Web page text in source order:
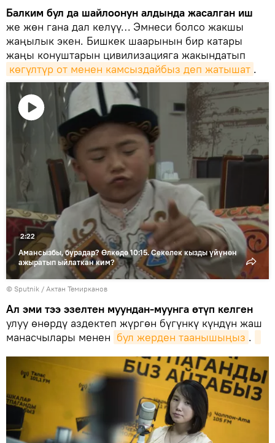
Балким бул да шайлоонун алдында жасалган иш
же жөн гана дал келүү… Эмнеси болсо жакшы
жаңылык экен. Бишкек шаарынын бир катары
жаңы конуштарын цивилизацияга жакындатып
көгүлтүр от менен камсыздайбыз деп жатышат .
Видеону
көрсөтүү
Амансызбы, бурадар? Өлкөдө 10:15. Секелек кызды үйүнөн
ажыратып ыйлаткан ким?
2:22
© Sputnik / Актан Темирканов
Ал эми тээ эзелтен муундан-муунга өтүп келген
улуу өнөрдү аздектеп жүргөн бүгүнкү күндүн жаш
манасчылары менен бул жерден таанышыңыз .